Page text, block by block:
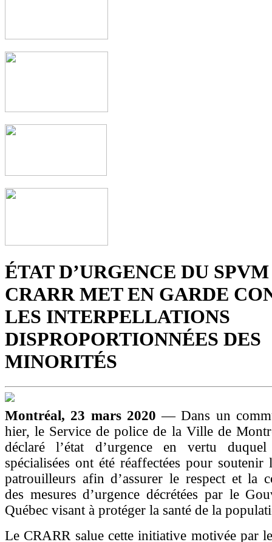
ÉTAT D’URGENCE DU
CRARR MET EN GARDE
LES INTERPELLATIONS
DISPROPORTIONNÉES DES
MINORITÉS
Montréal, 23 mars 2020— Dans un
hier, le Service de police de la Ville de
déclaré l’état d’urgence en vertu
spécialisées ont été réaffectées pour soutenir
patrouilleurs afin d’assurer le respect et la
des mesures d’urgence décrétées par le
Québec visant à protéger la santé de la
Le CRARR salue cette initiative motivée par